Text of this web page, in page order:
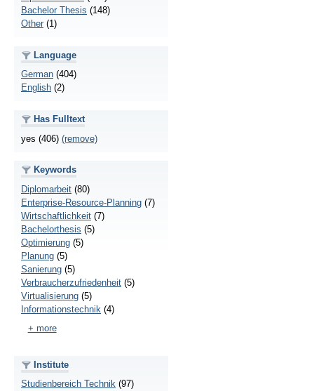
Bachelor Thesis (148)
Other (1)
Language
German (404)
English (2)
Has Fulltext
yes (406) (remove)
Keywords
Diplomarbeit (80)
Enterprise-Resource-Planning (7)
Wirtschaftlichkeit (7)
Bachelorthesis (5)
Optimierung (5)
Planung (5)
Sanierung (5)
Verbraucherzufriedenheit (5)
Virtualisierung (5)
Informationstechnik (4)
+ more
Institute
Studienbereich Technik (97)